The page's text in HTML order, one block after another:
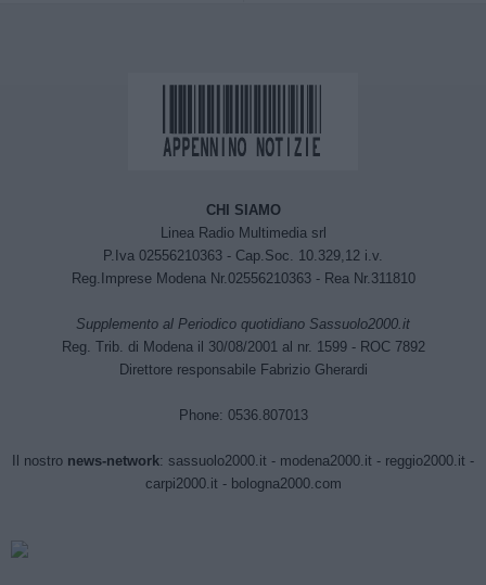
CHI SIAMO
Linea Radio Multimedia srl
P.Iva 02556210363 - Cap.Soc. 10.329,12 i.v.
Reg.Imprese Modena Nr.02556210363 - Rea Nr.311810
Supplemento al Periodico quotidiano Sassuolo2000.it
Reg. Trib. di Modena il 30/08/2001 al nr. 1599 - ROC 7892
Direttore responsabile Fabrizio Gherardi
Phone: 0536.807013
Il nostro news-network: sassuolo2000.it - modena2000.it - reggio2000.it -
carpi2000.it - bologna2000.com